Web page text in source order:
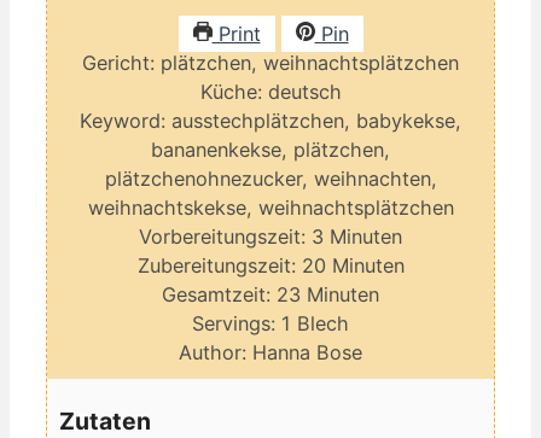
Print
Pin
Gericht: plätzchen, weihnachtsplätzchen
Küche: deutsch
Keyword: ausstechplätzchen, babykekse,
bananenkekse, plätzchen,
plätzchenohnezucker, weihnachten,
weihnachtskekse, weihnachtsplätzchen
Vorbereitungszeit: 3 Minuten
Minuten
Zubereitungszeit: 20Minuten
Minuten
Gesamtzeit: 23 Minuten
Minuten
Servings: 1 Blech
Author: Hanna Bose
Zutaten